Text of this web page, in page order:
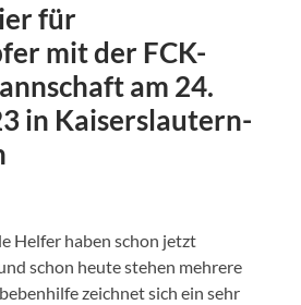
für
mit der FCK-
am 24.
in Kaiserslautern-
Helfer haben schon jetzt
schon heute stehen mehrere
zeichnet sich ein sehr